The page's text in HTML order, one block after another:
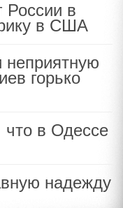
в
в США
горько
что в Одессе
надежду